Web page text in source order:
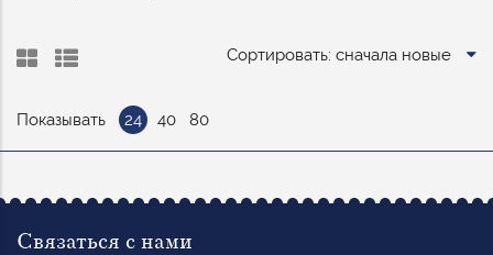
Сортировать: сначала новые
Показывать 24 40 80
Связаться с нами